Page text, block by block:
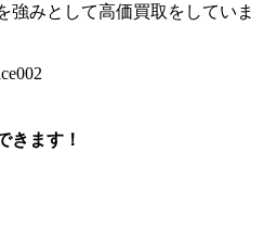
強みとして高価買取をしていま
きます！